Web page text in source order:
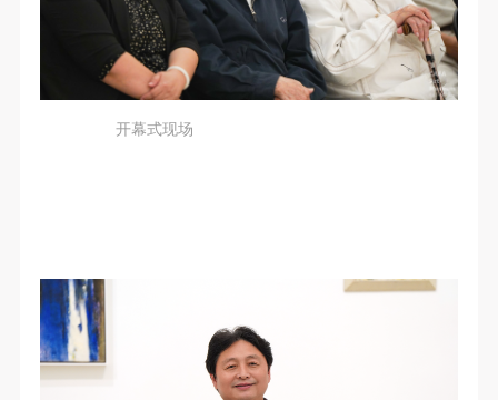
开幕式现场
四、许可使用费用
带有甲方肖像作品的拍摄费用由乙方承担。
乙方于拍摄完带有甲方肖像的作品无需支付甲方任何
（3）、本协议包括纸质档和电子档，纸质档—式二
份，甲乙双方各执一份，均具有同等法律效力。
活动参与者意味着接受并承担本协议的全部义务，未
四、许可使用费用
带有甲方肖像作品的拍摄费用由乙方承担。
乙方于拍摄完带有甲方肖像的作品无需支付甲方任何
（3）、本协议包括纸质档和电子档，纸质档—式二
份，甲乙双方各执一份，均具有同等法律效力。
活动参与者意味着接受并承担本协议的全部义务，未
四、许可使用费用
带有甲方肖像作品的拍摄费用由乙方承担。
乙方于拍摄完带有甲方肖像的作品无需支付甲方任何
（3）、本协议包括纸质档和电子档，纸质档—式二
份，甲乙双方各执一份，均具有同等法律效力。
活动参与者意味着接受并承担本协议的全部义务，未